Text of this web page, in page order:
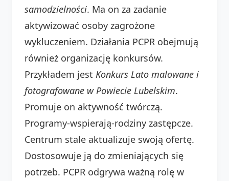
samodzielności. Ma on za zadanie
aktywizować osoby zagrożone
wykluczeniem. Działania PCPR obejmują
również organizację konkursów.
Przykładem jest Konkurs Lato malowane i
fotografowane w Powiecie Lubelskim.
Promuje on aktywność twórczą.
Programy-wspierają-rodziny zastępcze.
Centrum stale aktualizuje swoją ofertę.
Dostosowuje ją do zmieniających się
potrzeb. PCPR odgrywa ważną rolę w